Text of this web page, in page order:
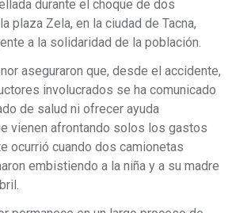
durante el choque de dos
plaza Zela, en la ciudad de Tacna,
a la solidaridad de la población.
aseguraron que, desde el accidente,
involucrados se ha comunicado
de salud ni ofrecer ayuda
vienen afrontando solos los gastos
ocurrió cuando dos camionetas
embistiendo a la niña y a su madre